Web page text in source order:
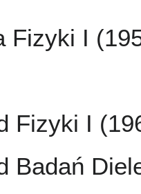
Fizyki I
Fizyki I
Badań